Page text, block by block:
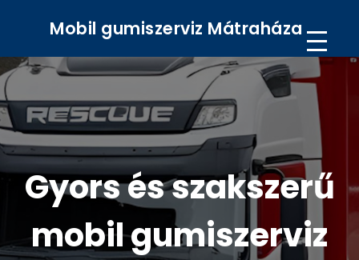
Mobil gumiszerviz Mátraháza
Gyors és szakszerű
mobil gumiszerviz